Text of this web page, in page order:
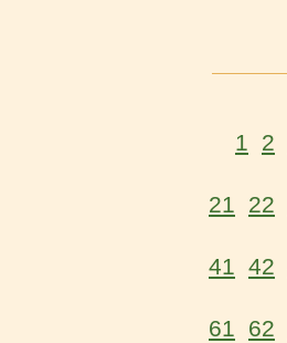
1 2
21 22
41 42
61 62